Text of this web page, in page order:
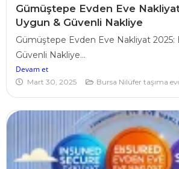
Gümüştepe Evden Eve
Uygun & Güvenli Nakliye
Gümüştepe Evden Eve Nakliyat 2025:
Güvenli Nakliye...
Devam et
Mart 30, 2025 Bursa Nilüfer taşıma